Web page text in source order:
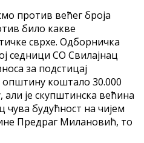
против већег броја
било какве
сврхе. Одборничка
седници СО Свилајнац
за подстицај
коштало 30.000
је скупштинска већина
чува будућност на чијем
Предраг Милановић, то